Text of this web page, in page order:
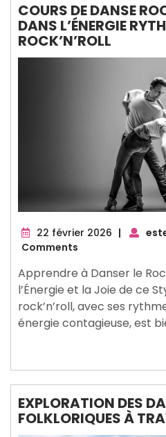
COURS DE DANSE
DANS L’ÉNERGIE
ROCK’N’ROLL
22 février 2026 22
|
Comments
Apprendre à Danser le
l’Énergie et la Joie de ce
rock’n’roll, avec ses
énergie contagieuse, est
EXPLORATION DES
FOLKLORIQUES À